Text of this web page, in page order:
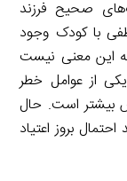
صحیح فرزند
با کودک وجود
این معنی نیست
از عوامل خطر
بیشتر است. حال
بروز اعتیاد